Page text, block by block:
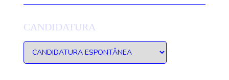
CANDIDATURA